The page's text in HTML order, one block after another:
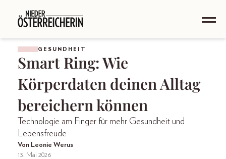
GESUNDHEIT
Smart Ring: Wie
Körperdaten deinen Alltag
bereichern können
Technologie am Finger für mehr Gesundheit und
Lebensfreude
Von Leonie Werus
13. Mai 2026